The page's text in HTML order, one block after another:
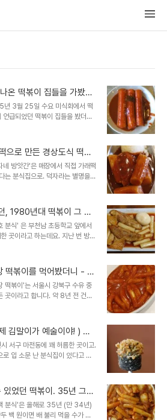
온 떡볶이 집들을 가봤더
, 모꼬지에, 다리집, 풍년
년 3월 25일 수요 미식회에서 떡
급되었던 떡볶이 집들을 봤더니.
신 금천교 시장의 99세 김 정연
으로 만든 경상도식 떡볶
, 비빔 만두를 먹어봤더
방앗간'은 매장에서 직접 가래떡
는 분식집으로. 덕자라는 별명을
남자 사장님이 영주에서 20년
, 1980년대 떡볶이 그 후)
먹어봤더니 -현호 분식
분식' 은 부천남 초등학교 앞에서
곳이라고 하는데요. 지난 번 방문
습니다. 2015년 2월 21일 방문하
떡볶이를 먹어봤더니 - 시
떡볶이'는 서울시 강북구 수유 중
곳이라고 합니다. 약 8년 전 건물
안으로 자리를 이전했다고 하는
리 간판 없는 떡볶이 집을
서구 마전동에 꽤 허름한 곳이고.
입 소문 난 분식집이 있다고 해
일 방문하다. 검단 사거리 우체국
있었던 떡볶이. 35년 그
떡볶이를 먹어봤더니 -
분식'은 올해로 35년 (만 34년)
백 원이면 배 불리 먹을 수가 있